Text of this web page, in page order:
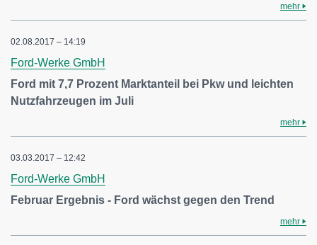
mehr
02.08.2017 – 14:19
Ford-Werke GmbH
Ford mit 7,7 Prozent Marktanteil bei Pkw und leichten
Nutzfahrzeugen im Juli
mehr
03.03.2017 – 12:42
Ford-Werke GmbH
Februar Ergebnis - Ford wächst gegen den Trend
mehr